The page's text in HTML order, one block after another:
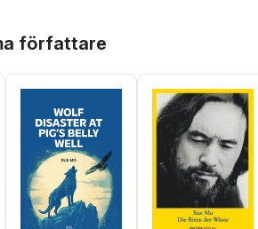
författare